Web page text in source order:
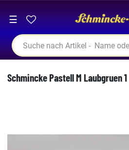
☰
Schmincke Pastell M Laubgruen